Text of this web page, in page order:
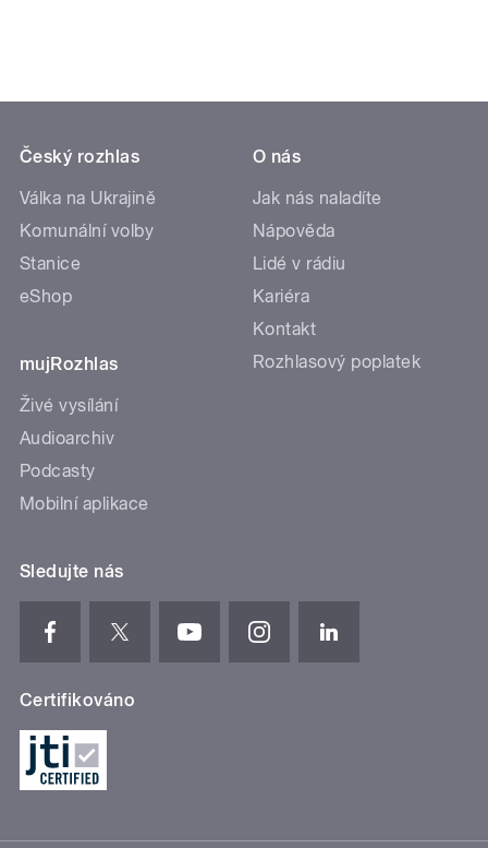
Český rozhlas
Válka na Ukrajině
Komunální volby
Stanice
eShop
mujRozhlas
Živé vysílání
Audioarchiv
Podcasty
Mobilní aplikace
O nás
Jak nás naladíte
Nápověda
Lidé v rádiu
Kariéra
Kontakt
Rozhlasový poplatek
Sledujte nás
Certifikováno